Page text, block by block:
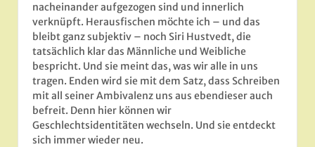
nacheinander aufgezogen sind und innerlich
verknüpft. Herausfischen möchte ich – und das
bleibt ganz subjektiv – noch Siri Hustvedt, die
tatsächlich klar das Männliche und Weibliche
bespricht. Und sie meint das, was wir alle in uns
tragen. Enden wird sie mit dem Satz, dass Schreiben
mit all seiner Ambivalenz uns aus ebendieser auch
befreit. Denn hier können wir
Geschlechtsidentitäten wechseln. Und sie entdeckt
sich immer wieder neu.